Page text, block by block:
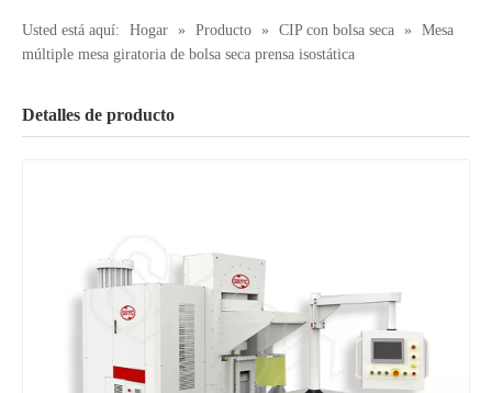
Usted está aquí: Hogar » Producto » CIP con bolsa seca »
Mesa
múltiple mesa giratoria de bolsa seca prensa isostática
Detalles de producto